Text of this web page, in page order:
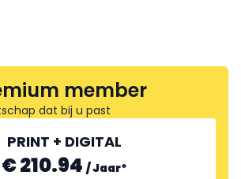
member
dat bij u past
PRINT + DIGITAL
€ 210.94 /Jaar*